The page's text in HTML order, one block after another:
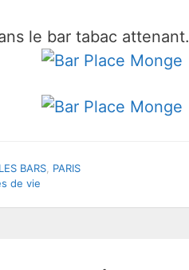
le bar tabac attenant.
BARS PARIS
de vie